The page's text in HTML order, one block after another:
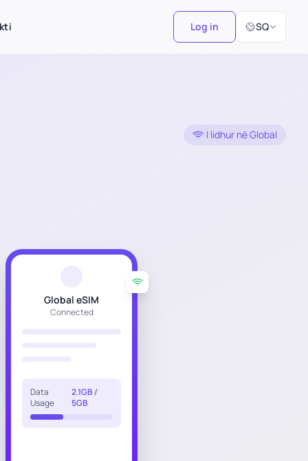
Log in SQ
Zgjidh Gjuhën
I lidhur në Global
Global eSIM
Connected
Data
Usage
2.1GB /
5GB